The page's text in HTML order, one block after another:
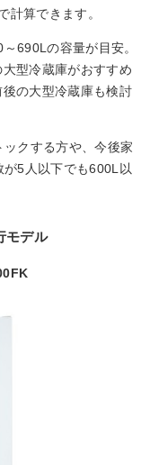
算できます。
690Lの容量が目安。
型冷蔵庫がおすすめ
の大型冷蔵庫も検討
クする方や、今後家
5人以下でも600L以
モデル